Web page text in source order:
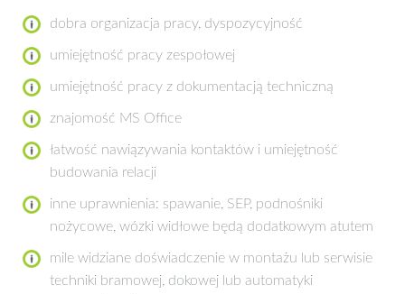
dobra organizacja pracy, dyspozycyjność
umiejętność pracy zespołowej
umiejętność pracy z dokumentacją techniczną
znajomość MS Office
łatwość nawiązywania kontaktów i umiejętność
budowania relacji
inne uprawnienia: spawanie, SEP, podnośniki
nożycowe, wózki widłowe będą dodatkowym atutem
mile widziane doświadczenie w montażu lub serwisie
techniki bramowej, dokowej lub automatyki